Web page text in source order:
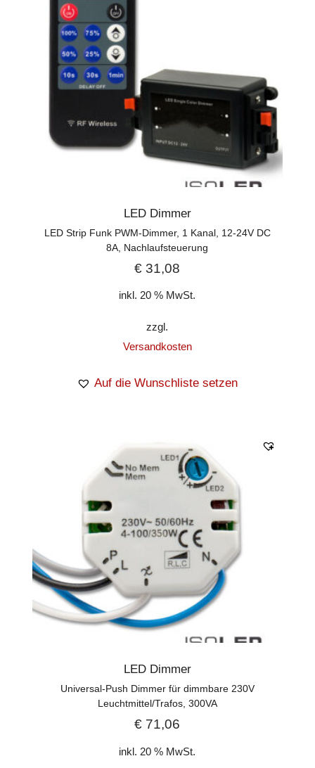
LED Dimmer
LED Strip Funk PWM-Dimmer, 1 Kanal, 12-24V DC
8A, Nachlaufsteuerung
€ 31,08
inkl. 20 % MwSt.
zzgl.
Versandkosten
Auf die Wunschliste setzen
LED Dimmer
Universal-Push Dimmer für dimmbare 230V
Leuchtmittel/Trafos, 300VA
€ 71,06
inkl. 20 % MwSt.